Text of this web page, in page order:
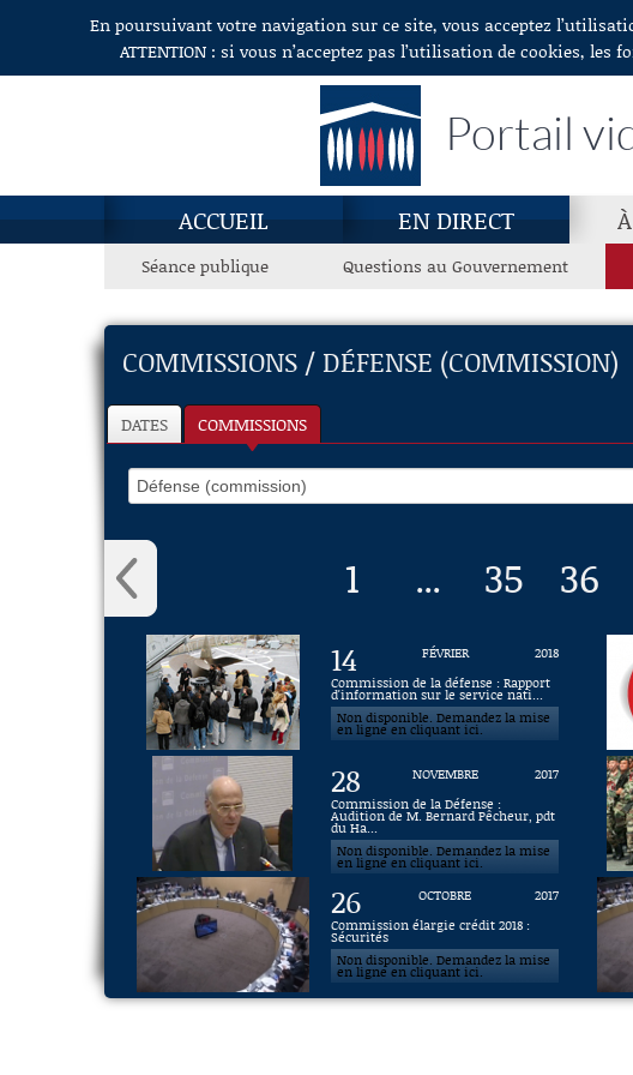
Aller au contenuEn poursuivant votre navigation sur ce site, vous acceptez
ATTENTION : si vous n’acceptez pas l’utilisation de cookies,
Portail
ACCUEIL EN DIRECT
Séance publique Questions au Gouvernement
COMMISSIONS / DÉFENSE (COMMISSION)
DATES COMMISSIONS
1 ... 35 36
14 FÉVRIER
2018
Commission de la défense : Rapport
d'information sur le service nati...
Non disponible. Demandez la mise
en ligne en cliquant ici.
28 NOVEMBRE
2017
Commission de la Défense :
Audition de M. Bernard Pêcheur, pdt
du Ha...
Non disponible. Demandez la mise
en ligne en cliquant ici.
26 OCTOBRE
2017
Commission élargie crédit 2018 :
Sécurités
Non disponible. Demandez la mise
en ligne en cliquant ici.